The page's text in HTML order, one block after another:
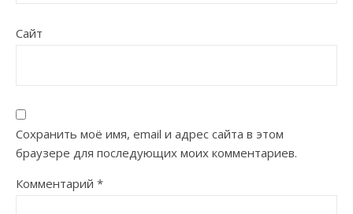
Сайт
Сохранить моё имя, email и адрес сайта в этом
браузере для последующих моих комментариев.
Комментарий *